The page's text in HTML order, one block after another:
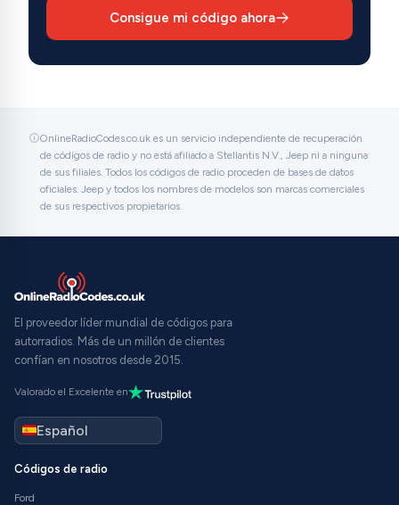
Consigue mi código ahora
OnlineRadioCodes.co.uk es un servicio independiente de recuperación
de códigos de radio y no está afiliado a Stellantis N.V., Jeep ni a ninguna
de sus filiales. Todos los códigos de radio proceden de bases de datos
oficiales. Jeep y todos los nombres de modelos son marcas comerciales
de sus respectivos propietarios.
El proveedor líder mundial de códigos para
autorradios. Más de un millón de clientes
confían en nosotros desde 2015.
Valorado el Excelente en
Códigos de radio
Ford